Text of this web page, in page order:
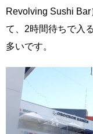
Revolving Sushi
て、2時間待ちで入
多いです。